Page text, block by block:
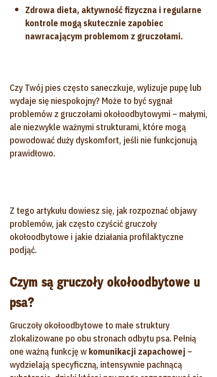
Zdrowa dieta, aktywność fizyczna i regularne
kontrole mogą skutecznie zapobiec
nawracającym problemom z gruczołami.
Czy Twój pies często saneczkuje, wylizuje pupę lub
wydaje się niespokojny? Może to być sygnał
problemów z gruczołami okołoodbytowymi – małymi,
ale niezwykle ważnymi strukturami, które mogą
powodować duży dyskomfort, jeśli nie funkcjonują
prawidłowo.
Z tego artykułu dowiesz się, jak rozpoznać objawy
problemów, jak często czyścić gruczoły
okołoodbytowe i jakie działania profilaktyczne
podjąć.
Czym są gruczoły okołoodbytowe u
psa?
Gruczoły okołoodbytowe to małe struktury
zlokalizowane po obu stronach odbytu psa. Pełnią
one ważną funkcję w komunikacji zapachowej –
wydzielają specyficzną, intensywnie pachnącą